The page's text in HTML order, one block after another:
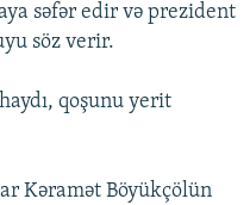
səfər edir və prezident
söz verir.
qoşunu yerit
Kəramət Böyükçölün